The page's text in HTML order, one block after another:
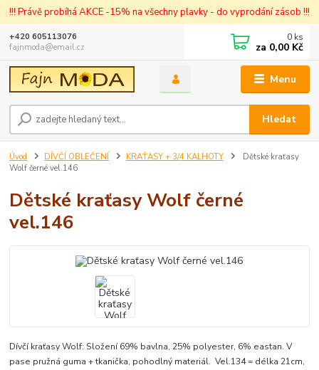
!!! Právě probíhá AKCE -15% na všechny plavky - do vyprodání zásob !!!
Menu
Hledat
+420 605113076
fajnmoda@email.cz
0 ks
za 0,00 Kč
Úvod DÍVČÍ OBLEČENÍ KRAŤASY + 3/4 KALHOTY
Dětské kraťasy
Wolf černé vel.146
Dětské kraťasy Wolf černé
vel.146
Dívčí kraťasy Wolf: Složení 69% bavlna, 25% polyester, 6% eastan. V
pase pružná guma + tkanička, pohodlný materiál. Vel.134 = délka 21cm,